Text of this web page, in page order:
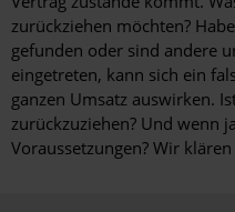
zurückziehen möchten?
gefunden oder sind andere
eingetreten, kann sich ein
ganzen Umsatz auswirken.
zurückzuziehen? Und wenn
Voraussetzungen? Wir